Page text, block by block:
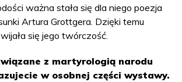
ważna stała się dla niego poezja
Artura Grottgera. Dzięki temu
się jego twórczość.
z martyrologią narodu
w osobnej części wystawy.